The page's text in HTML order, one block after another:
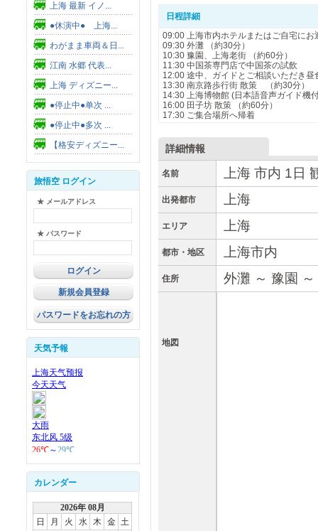
上海 最新 イノ...
●休演中● 上海...
わがまま車両＆日...
江南 水郷 代表...
上海 ディズニー...
●停止中●单次 ...
●停止中●多次 ...
【格安ディズニー...
旅悟空 ログイン
★ メールアドレス
★ パスワード
新規会員登録
パスワードをお忘れの方
天気予報
カレンダー
2026年 08月
日
月 火 水 木 金 土
日程詳細
09:00 上海市内ホテルまたはご自宅にお
09:30 外灘 （約30分）
10:30 豫園、上海老街 （約60分）
11:30 中国茶専門店で中国茶の試飲
12:00 途中、ガイドとご相談いただ
13:30 南京路歩行街 散策 （約30分）
14:30 上海博物館 (日本語音声ガイド機
16:00 田子坊 散策 （約60分）
17:30 ご集合場所へ帰着
詳細情報
名前 上海 市内 1日
出発都市 上海
エリア 上海
都市・地区 上海市内
住所 外灘 ～ 豫園
地図